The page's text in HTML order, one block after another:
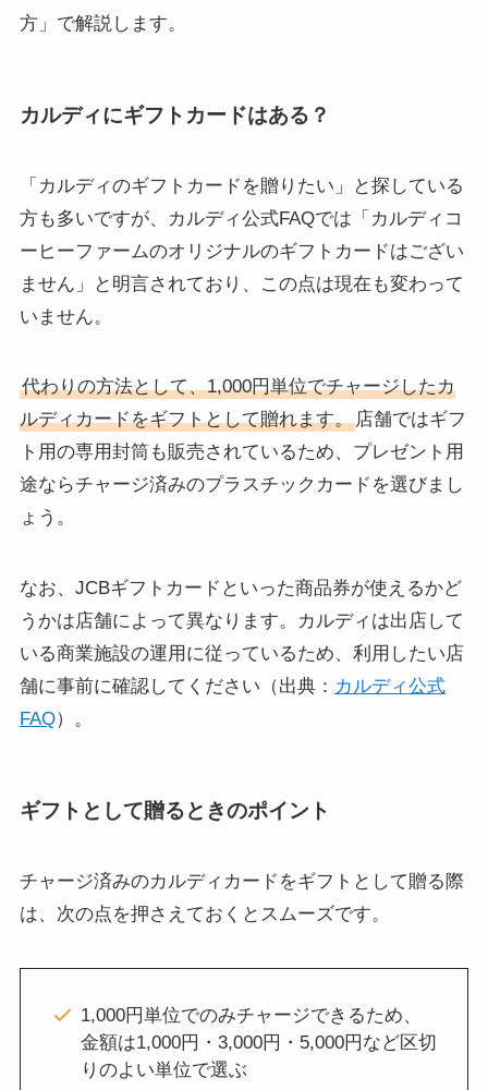
方」で解説します。
カルディにギフトカードはある？
「カルディのギフトカードを贈りたい」と探している
方も多いですが、カルディ公式FAQでは「カルディコ
ーヒーファームのオリジナルのギフトカードはござい
ません」と明言されており、この点は現在も変わって
いません。
代わりの方法として、1,000円単位でチャージしたカ
ルディカードをギフトとして贈れます。店舗ではギフ
ト用の専用封筒も販売されているため、プレゼント用
途ならチャージ済みのプラスチックカードを選びまし
ょう。
なお、JCBギフトカードといった商品券が使えるかど
うかは店舗によって異なります。カルディは出店して
いる商業施設の運用に従っているため、利用したい店
舗に事前に確認してください（出典： カルディ公式
FAQ）。
ギフトとして贈るときのポイント
チャージ済みのカルディカードをギフトとして贈る際
は、次の点を押さえておくとスムーズです。
1,000円単位でのみチャージできるため、
金額は1,000円・3,000円・5,000円など区切
りのよい単位で選ぶ